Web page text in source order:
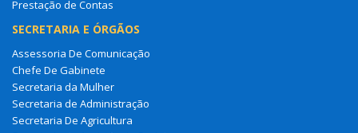
Prestação de Contas
SECRETARIA E ÓRGÃOS
Assessoria De Comunicação
Chefe De Gabinete
Secretaria da Mulher
Secretaria de Administração
Secretaria De Agricultura